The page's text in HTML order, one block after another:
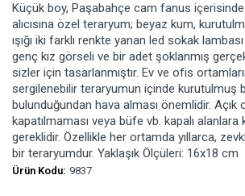
Küçük boy, Paşabahçe cam fanus içerisinde
alıcısına özel teraryum; beyaz kum,
ışığı iki farklı renkte yanan led sokak
genç kız görseli ve bir adet şoklanmış
sizler için tasarlanmıştır. Ev ve ofis
sergilenebilir teraryumun içinde kurutulmuş
bulunduğundan hava alması önemlidir. Açık
kapatılmaması veya büfe vb. kapalı alanlara
gereklidir. Özellikle her ortamda yıllarca,
bir teraryumdur. Yaklaşık Ölçüleri: 16x18 cm
Ürün Kodu: 9837